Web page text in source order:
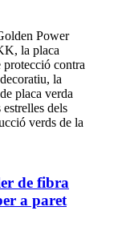
Power
la placa
contra
la
placa verda
dels
verds de la
de fibra
a paret